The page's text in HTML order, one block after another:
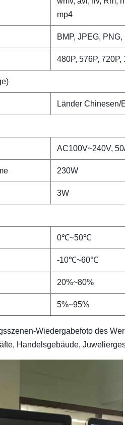
mp4
BMP, JPEG, PNG,
480P, 576P, 720P,
Länder Chinesen/
AC100V~240V,
230W
3W
0℃~50℃
-10℃~60℃
20%~80%
5%~95%
Wiedergabefoto des
Handelsgebäude,